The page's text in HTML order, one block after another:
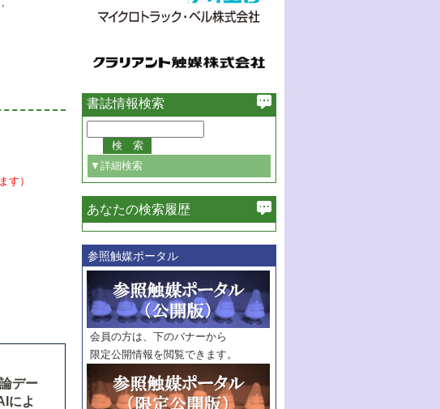
す）
デー
によ
書誌情報検索
▼詳細検索
必ず含む
巻・号指定
巻
号
範囲指定
巻
号～
巻
号
触媒年鑑
年度
記事種別
あなたの検索履歴
参照触媒ポータル
会員の方は、下のバナーから
限定公開情報を閲覧できます。